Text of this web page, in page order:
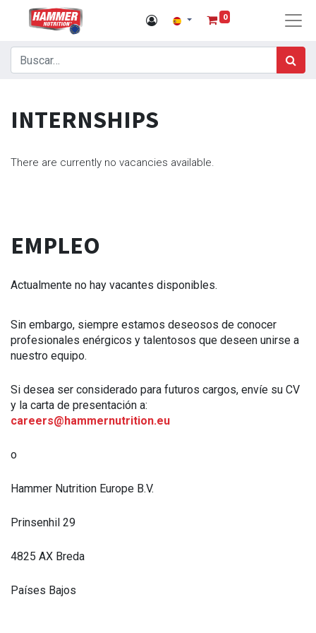
0
INTERNSHIPS
There are currently no vacancies available.
EMPLEO
Actualmente no hay vacantes disponibles.
Sin embargo, siempre estamos deseosos de conocer
profesionales enérgicos y talentosos que deseen unirse a
nuestro equipo.
Si desea ser considerado para futuros cargos, envíe su CV
y la carta de presentación a:
careers@hammernutrition.eu
o
Hammer Nutrition Europe B.V.
Prinsenhil 29
4825 AX Breda
Países Bajos